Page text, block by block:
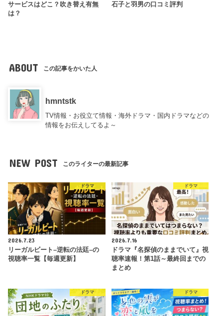
サービスはどこ？吹き替え有無
は？
石子と羽男の口コミ評判
ABOUT この記事をかいた人
hmntstk
TV情報・お役立て情報・海外ドラマ・国内ドラマなどの
情報をお伝えしてるよ～
NEW POST このライターの最新記事
ドラマ
2026.7.23
リーガルビート–逆転の法廷–の
視聴率一覧【毎週更新】
ドラマ
2026.7.16
ドラマ『名探偵のままでいて』視
聴率速報！第1話～最終回までの
まとめ
ドラマ ドラマ